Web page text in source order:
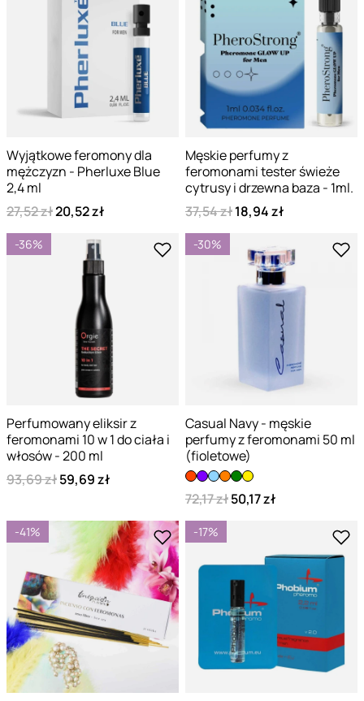
Wyjątkowe feromony dla
mężczyzn - Pherluxe Blue
2,4 ml
27,52 zł20,52 zł
Męskie perfumy z
feromonami tester świeże
cytrusy i drzewna baza - 1ml.
37,54 zł18,94 zł
-36%
Perfumowany eliksir z
feromonami 10 w 1 do ciała i
włosów - 200 ml
93,69 zł59,69 zł
-30%
Casual Navy - męskie
perfumy z feromonami 50 ml
(fioletowe)
72,17 zł50,17 zł
-41% -17%